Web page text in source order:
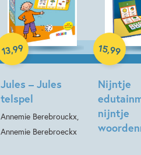
Jules – Jules
telspel
Annemie Berebrouckx,
Annemie Berebroeckx
13,99
Nijntje
nijntje
15,99
Hardcover